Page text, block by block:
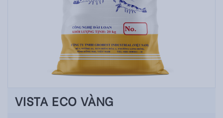
VISTA ECO VÀNG